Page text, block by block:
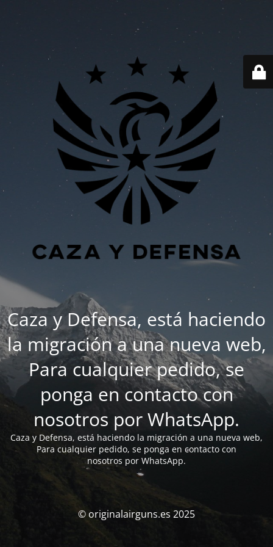
Caza y Defensa, está haciendo
la migración a una nueva web,
Para cualquier pedido, se
ponga en contacto con
nosotros por WhatsApp.
Caza y Defensa, está haciendo la migración a una nueva web,
Para cualquier pedido, se ponga en contacto con
nosotros por WhatsApp.
© originalairguns.es 2025